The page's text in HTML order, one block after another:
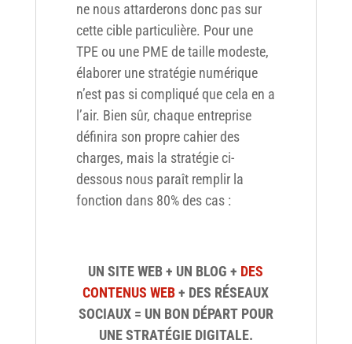
ne nous attarderons donc pas sur
cette cible particulière. Pour une
TPE ou une PME de taille modeste,
élaborer une stratégie numérique
n’est pas si compliqué que cela en a
l’air. Bien sûr, chaque entreprise
définira son propre cahier des
charges, mais la stratégie ci-
dessous nous paraît remplir la
fonction dans 80% des cas :
UN SITE WEB + UN BLOG + DES
CONTENUS WEB+ DES RÉSEAUX
SOCIAUX = UN BON DÉPART POUR
UNE STRATÉGIE DIGITALE.